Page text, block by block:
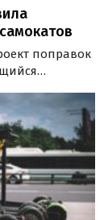
поправок